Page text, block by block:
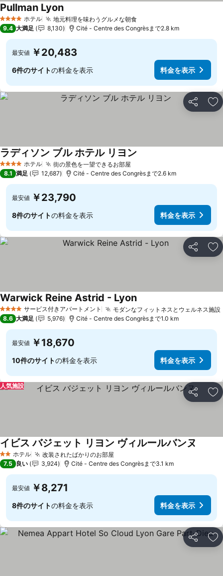
4 ホテルのランク
ホテル 地元料理を味わうグルメな朝食料金を表示
Pullman Lyon料金を表示
9.4 大満足 8,130 Cité - Centre des Congrèsまで2.8 km
最安値 ￥20,483
6件のサイトの料金を表示 料金を表示
シェア お
4 ホテルのランク
ホテル 街の景色を一望できるお部屋料金を表示
ラディソン ブル ホテル リヨン
8.1 満足 12,687 Cité - Centre des Congrèsまで2.6 km
最安値 ￥23,790
8件のサイトの料金を表示 料金を表示
シェア お
4 ホテルのランクサービス付きアパートメント モダンなフィットネスとウェルネス施設
Warwick Reine Astrid - Lyon料金を表示
8.6 大満足 5,976 Cité - Centre des Congrèsまで1.0 km
最安値 ￥18,670
10件のサイトの料金を表示 料金を表示
シェア お
人気施設
2 ホテルのランク
ホテル 改装されたばかりのお部屋料金を表示
イビス バジェット リヨン ヴィルールバンヌ
7.5 良い 3,924 Cité - Centre des Congrèsまで3.1 km
最安値 ￥8,271
8件のサイトの料金を表示 料金を表示
シェア お